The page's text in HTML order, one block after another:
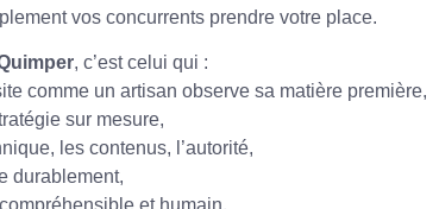
vos concurrents prendre votre place.
, c’est celui qui :
comme un artisan observe sa matière première,
sur mesure,
les contenus, l’autorité,
durablement,